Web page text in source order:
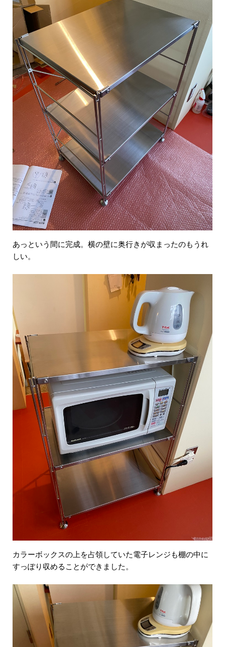
あっという間に完成。横の壁に奥行きが収まったのもうれ
しい。
カラーボックスの上を占領していた電子レンジも棚の中に
すっぽり収めることができました。